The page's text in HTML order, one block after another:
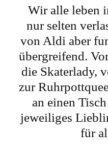
Wir alle leben
nur selten
von Aldi aber
übergreifend.
die Skaterlady,
zur
an einen
jeweiliges
für